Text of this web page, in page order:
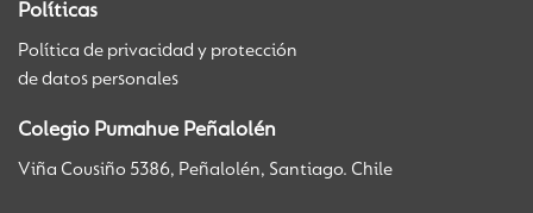
Políticas
Política de privacidad y protección
de datos personales
Colegio Pumahue Peñalolén
Viña Cousiño 5386, Peñalolén, Santiago. Chile